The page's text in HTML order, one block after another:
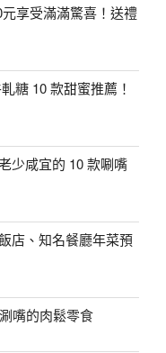
享受滿滿驚喜！送禮
糖 10 款甜蜜推薦！
少咸宜的 10 款唰嘴
店、知名餐廳年菜預
嘴的肉鬆零食